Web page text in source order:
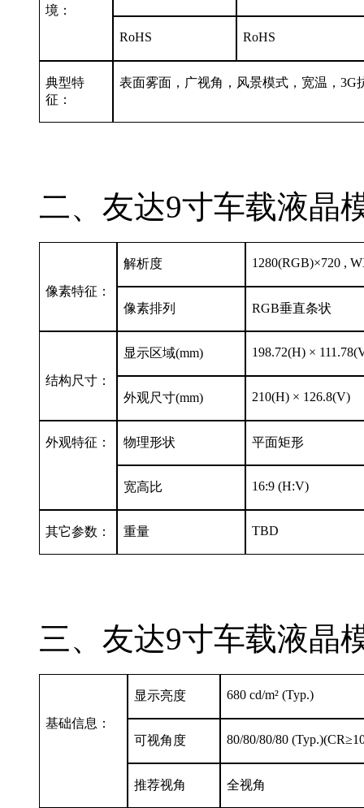
境：
RoHS
RoHS
典型特
征：
表面雾面，广视角，风景模式，宽温，
二、友达9寸车载液晶
像素特征：
解析度 1280(RGB)×720 ,
像素排列 RGB垂直条状
结构尺寸：
显示区域(mm) 198.72(H) ×
外观尺寸(mm) 210(H) × 126.8(V)
外观特征： 物理形状 平面矩形
宽高比 16:9 (H:V)
其它参数： 重量 TBD
三、友达9寸车载液晶
基础信息：
显示亮度 680 cd/m² (Typ.)
可视角度 80/80/80/80 (Typ.)(CR≥
推荐视角 全视角